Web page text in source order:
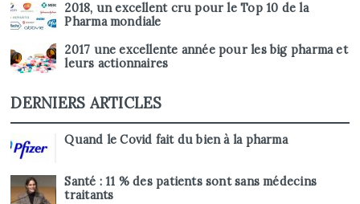
2018, un excellent cru pour le Top 10 de la
Pharma mondiale
2017 une excellente année pour les big pharma et
leurs actionnaires
DERNIERS ARTICLES
Quand le Covid fait du bien à la pharma
Santé : 11 % des patients sont sans médecins
traitants